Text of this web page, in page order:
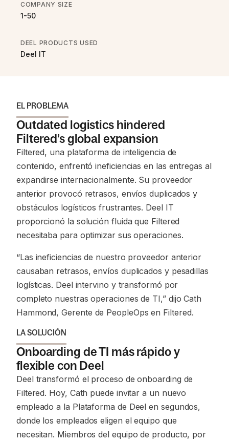
COMPANY SIZE
1-50
DEEL PRODUCTS USED
Deel IT
EL PROBLEMA
Outdated logistics hindered
Filtered’s global expansion
Filtered, una plataforma de inteligencia de
contenido, enfrentó ineficiencias en las entregas al
expandirse internacionalmente. Su proveedor
anterior provocó retrasos, envíos duplicados y
obstáculos logísticos frustrantes. Deel IT
proporcionó la solución fluida que Filtered
necesitaba para optimizar sus operaciones.
“Las ineficiencias de nuestro proveedor anterior
causaban retrasos, envíos duplicados y pesadillas
logísticas. Deel intervino y transformó por
completo nuestras operaciones de TI,”dijo Cath
Hammond, Gerente de PeopleOps en Filtered.
LA SOLUCIÓN
Onboarding de TI más rápido y
flexible con Deel
Deel transformó el proceso de onboarding de
Filtered. Hoy, Cath puede invitar a un nuevo
empleado a la Plataforma de Deel en segundos,
donde los empleados eligen el equipo que
necesitan. Miembros del equipo de producto, por